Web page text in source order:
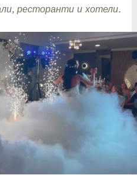
ресторанти и хотели.